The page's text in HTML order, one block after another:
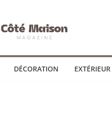
DÉCORATION EXTÉRIEUR